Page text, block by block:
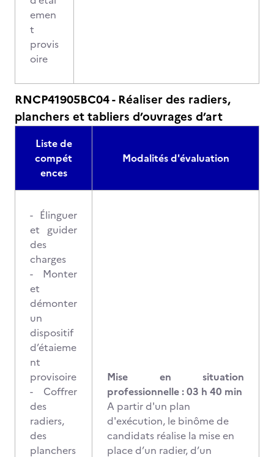
emen
t
provis
oire
RNCP41905BC04 - Réaliser des radiers,
planchers et tabliers d’ouvrages d’art
Liste de
compét
ences
Modalités d'évaluation
- Élinguer
et guider
des
charges
- Monter
et
démonter
un
dispositif
d’étaieme
nt
provisoire
- Coffrer
des
radiers,
des
planchers
Mise en situation
professionnelle : 03 h 40 min
A partir d'un plan
d'exécution, le binôme de
candidats réalise la mise en
place d’un radier, d’un